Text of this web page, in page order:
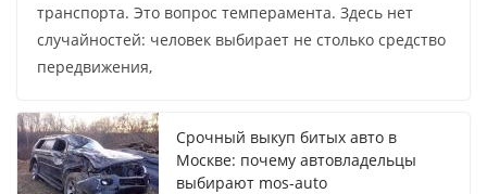
транспорта. Это вопрос темперамента. Здесь нет
случайностей: человек выбирает не столько средство
передвижения,
Срочный выкуп битых авто в
Москве: почему автовладельцы
выбирают mos-auto